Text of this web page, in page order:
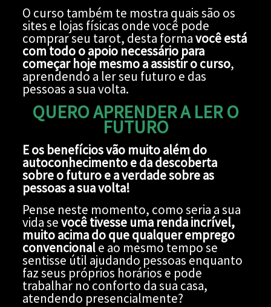
O curso também te mostra quais são os
sites e lojas físicas onde você pode
comprar seu tarot, desta formavocê está
com todo o apoio necessário para
começar hoje mesmo a assistir o curso,
aprendendo a ler seu futuro e das
pessoas a sua volta.
QUERO APRENDER A LER O
FUTURO
E os benefícios vão muito além do
autoconhecimento e da descoberta
sobre o futuro e a verdade sobre as
pessoas a sua volta!
Pense neste momento, como seria a sua
vida sevocê tivesse uma renda incrível,
muito acima do que qualquer emprego
convencionale ao mesmo tempo se
sentisse útil ajudando pessoas enquanto
faz seus próprios horários e pode
trabalhar no conforto da sua casa,
atendendo presencialmente?